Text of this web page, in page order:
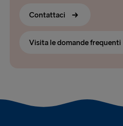
Contattaci
Visita le domande frequenti